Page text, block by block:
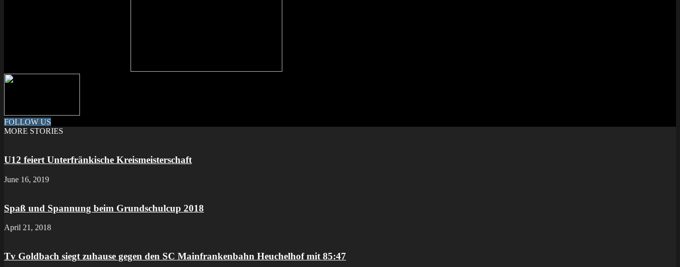
FOLLOW US
MORE STORIES
U12 feiert Unterfränkische Kreismeisterschaft
June 16, 2019
Spaß und Spannung beim Grundschulcup 2018
April 21, 2018
Tv Goldbach siegt zuhause gegen den SC Mainfrankenbahn Heuchelhof mit 85:47